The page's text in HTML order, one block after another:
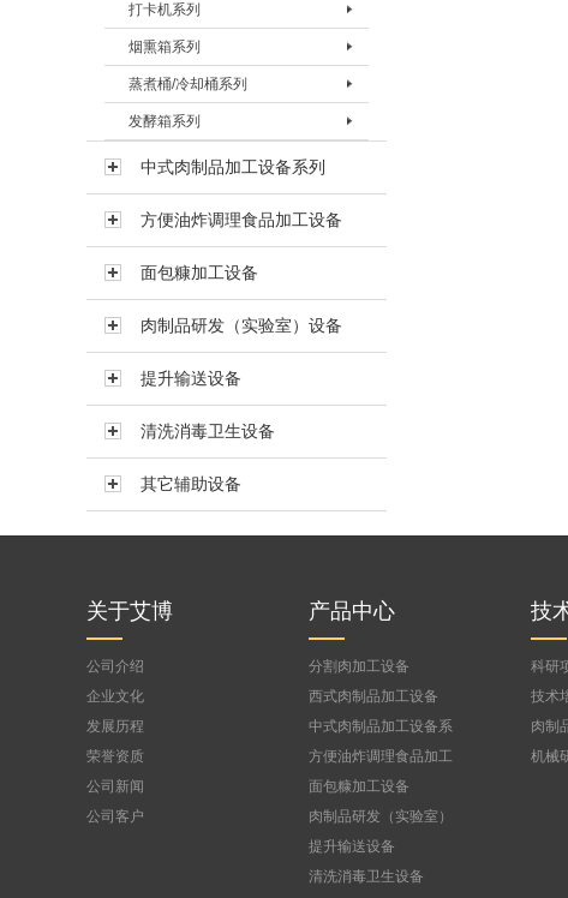
真空滚揉机BVRJ-1000
真空滚揉机BVRJ-1500
真空滚揉机BVRJ-3000
冻肉绞肉机BJRJ-200D
斩拌机BZBJ-40B
斩拌机BZBJ-80
斩拌机BZBJ-80B
斩拌机BZBJ-130
斩拌机BZBJ-130B
真空斩拌机BZBJ-130V
斩拌机BZBJ-200B
斩拌机BZBJ-330B
搅拌机BJBJ-150F
搅拌机BJBJ-300D
搅拌机BJBJ-300FS
搅拌机BJBJ-300
搅拌机BJBJ-500
搅拌机BJBJ-750
搅拌机BJBJ-1000
搅拌机BJBJ-1500
真空搅拌机BVBJ-150F
真空搅拌机BVBJ-300FS
真空搅拌机BVBJ-300
真空搅拌机BVBJ-500
真空搅拌机BVBJ-1500
液压灌肠机BYGJ-20
真空灌肠机BVGJ-2000
真空灌肠机BVGJ-4000
真空灌肠机BVGJ-6000
打卡机系列
打卡机BDKJ-I
打卡机BDKJ-II-S
打卡机BDKJ-II-C
烟熏箱系列
烟熏箱BYXX-50
烟熏箱BYXX-I
烟熏箱BYXX-II
烟熏箱BYXX-III
蒸煮桶/冷却桶系列
蒸煮桶BZZT-I
蒸煮桶BZZT-II
蒸煮桶BZZT-III
蒸煮桶BZZT-IV-150
蒸煮桶BZZT-IV-300
发酵箱系列
发酵箱
中式肉制品加工设备系列
方便油炸调理食品加工设备
面包糠加工设备
肉制品研发（实验室）设备
提升输送设备
清洗消毒卫生设备
其它辅助设备
关于艾博
公司介绍
企业文化
发展历程
荣誉资质
公司新闻
公司客户
产品中心
分割肉加工设备
西式肉制品加工设备
中式肉制品加工设备系
列
方便油炸调理食品加工
设备
面包糠加工设备
肉制品研发（实验室）
设备
提升输送设备
清洗消毒卫生设备
技
科研
技术
肉制
机械